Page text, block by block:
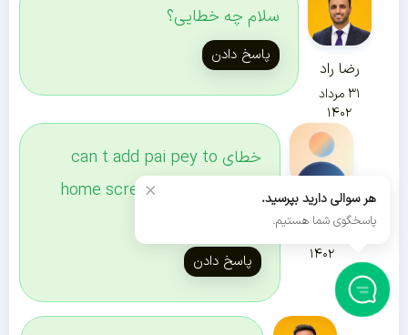
رضا راد
۳۱ مرداد
۱۴۰۲
سلام چه خطایی؟
پاسخ دادن
U326865
۱۴۰۲
خطای can t add pai pey to
home screen. home screen
پاسخ دادن
× هر سوالی دارید بپرسید.
پاسخگوی شما هستیم.